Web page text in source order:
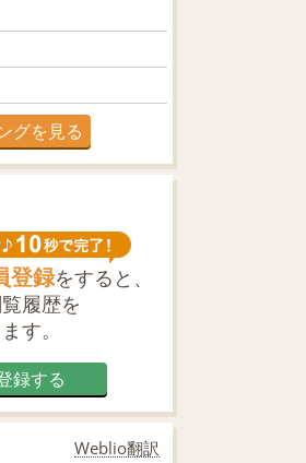
グを見る
登録をすると、
履歴を
す。
録する
Weblio翻訳